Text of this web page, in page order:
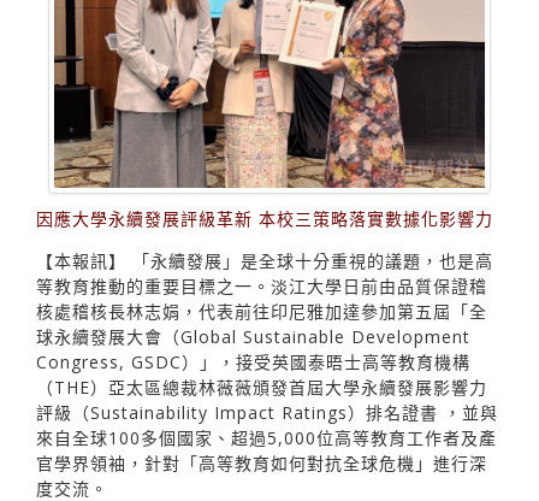
因應大學永續發展評級革新 本校三策略落實數據化影響力
【本報訊】 「永續發展」是全球十分重視的議題，也是高
等教育推動的重要目標之一。淡江大學日前由品質保證稽
核處稽核長林志娟，代表前往印尼雅加達參加第五屆「全
球永續發展大會（Global Sustainable Development
Congress, GSDC）」，接受英國泰晤士高等教育機構
（THE）亞太區總裁林薇薇頒發首屆大學永續發展影響力
評級（Sustainability Impact Ratings）排名證書 ，並與
來自全球100多個國家、超過5,000位高等教育工作者及產
官學界領袖，針對「高等教育如何對抗全球危機」進行深
度交流。